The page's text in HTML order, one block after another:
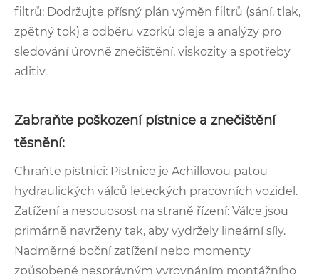
filtrů: Dodržujte přísný plán výměn filtrů (sání, tlak,
zpětný tok) a odběru vzorků oleje a analýzy pro
sledování úrovně znečištění, viskozity a spotřeby
aditiv.
Zabraňte poškození pístnice a znečištění
těsnění:
Chraňte pístnici: Pístnice je Achillovou patou
hydraulických válců leteckých pracovních vozidel.
Zatížení a nesouosost na straně řízení: Válce jsou
primárně navrženy tak, aby vydržely lineární síly.
Nadměrné boční zatížení nebo momenty
způsobené nesprávným vyrovnáním montážního